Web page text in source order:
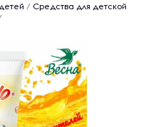
/ Средства для детской